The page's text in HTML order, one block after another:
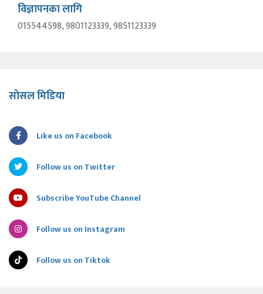
विज्ञापनका लागि
015544598, 9801123339, 9851123339
सोसल मिडिया
Like us on Facebook
Follow us on Twitter
Subscribe YouTube Channel
Follow us on Instagram
Follow us on Tiktok